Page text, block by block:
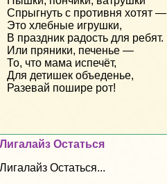
Спрыгнуть с противня хотят —
Это хлебные игрушки,
В праздник радость для ребят.
Или пряники, печенье —
То, что мама испечёт,
Для детишек объеденье,
Разевай пошире рот!
Лигалайз Остаться
Лигалайз Остаться...